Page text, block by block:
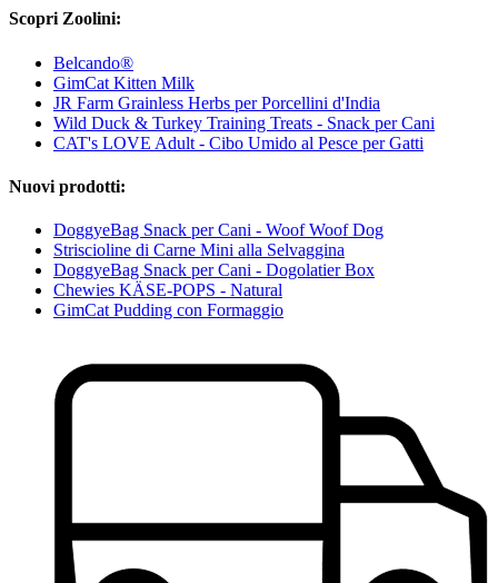
Scopri Zoolini:
Belcando®
GimCat Kitten Milk
JR Farm Grainless Herbs per Porcellini d'India
Wild Duck & Turkey Training Treats - Snack per Cani
CAT's LOVE Adult - Cibo Umido al Pesce per Gatti
Nuovi prodotti:
DoggyeBag Snack per Cani - Woof Woof Dog
Striscioline di Carne Mini alla Selvaggina
DoggyeBag Snack per Cani - Dogolatier Box
Chewies KÄSE-POPS - Natural
GimCat Pudding con Formaggio